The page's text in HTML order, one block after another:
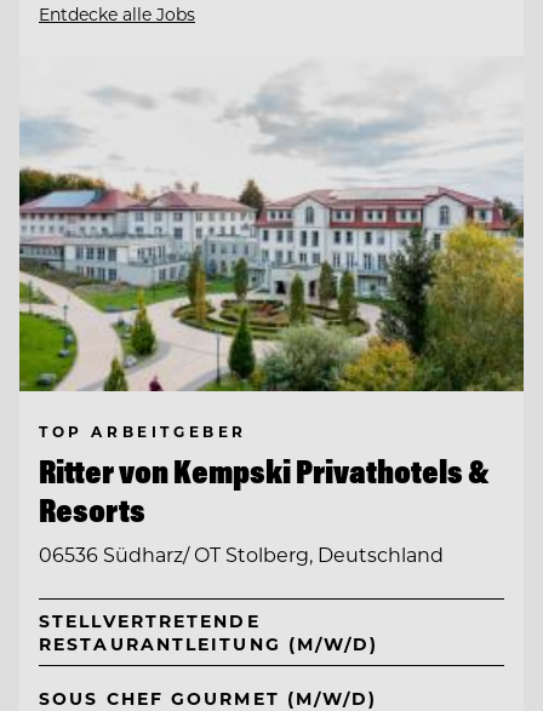
Entdecke alle Jobs
TOP ARBEITGEBER
Ritter von Kempski Privathotels &
Resorts
06536 Südharz/ OT Stolberg, Deutschland
STELLVERTRETENDE
RESTAURANTLEITUNG (M/W/D)
SOUS CHEF GOURMET (M/W/D)